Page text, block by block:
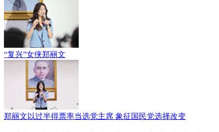
“复兴”女侠郑丽文
郑丽文以过半得票率当选党主席 象征国民党选择改变